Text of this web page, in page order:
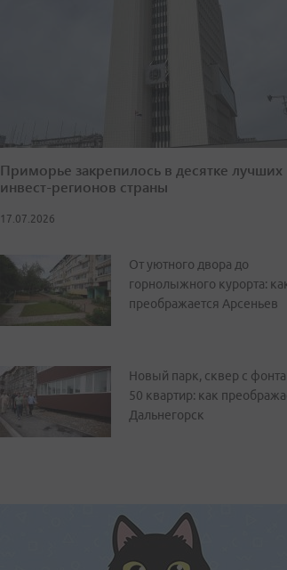
Приморье закрепилось в десятке лучших
инвест-регионов страны
17.07.2026
От уютного двора до
горнолыжного курорта:
преображается Арсеньев
Новый парк, сквер с
50 квартир: как
Дальнегорск